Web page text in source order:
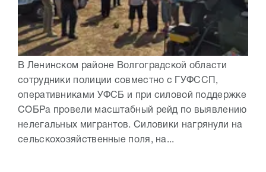
В Ленинском районе Волгоградской области
сотрудники полиции совместно с ГУФССП,
оперативниками УФСБ и при силовой поддержке
СОБРа провели масштабный рейд по выявлению
нелегальных мигрантов. Силовики нагрянули на
сельскохозяйственные поля, на...